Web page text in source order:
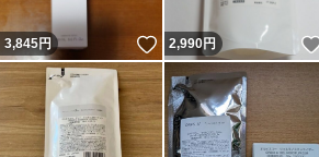
3,845円 いいね！
2,990円